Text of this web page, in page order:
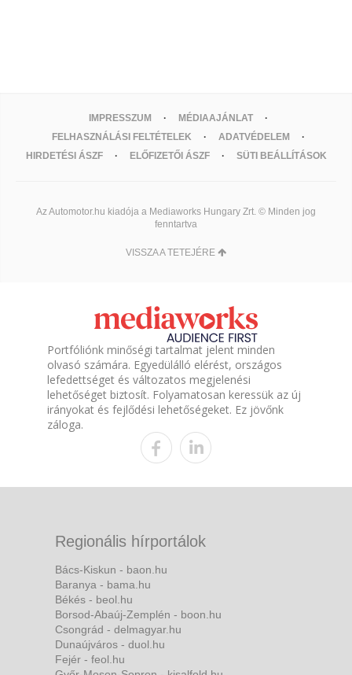
IMPRESSZUM
MÉDIAAJÁNLAT
FELHASZNÁLÁSI FELTÉTELEK
ADATVÉDELEM
HIRDETÉSI ÁSZF
ELŐFIZETŐI ÁSZF SÜTI BEÁLLÍTÁSOK
Az Automotor.hu kiadója a Mediaworks Hungary Zrt. © Minden jog
fenntartva
VISSZA A TETEJÉRE
Portfóliónk minőségi tartalmat jelent minden
olvasó számára. Egyedülálló elérést, országos
lefedettséget és változatos megjelenési
lehetőséget biztosít. Folyamatosan keressük az új
irányokat és fejlődési lehetőségeket. Ez jövőnk
záloga.
Regionális hírportálok
Bács-Kiskun - baon.hu
Baranya - bama.hu
Békés - beol.hu
Borsod-Abaúj-Zemplén - boon.hu
Csongrád - delmagyar.hu
Dunaújváros - duol.hu
Fejér - feol.hu